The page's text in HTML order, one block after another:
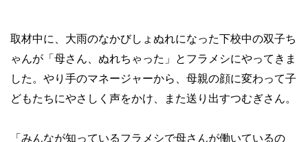
取材中に、大雨のなかびしょぬれになった下校中の双子ち
ゃんが「母さん、ぬれちゃった」とフラメシにやってきま
した。やり手のマネージャーから、母親の顔に変わって子
どもたちにやさしく声をかけ、また送り出すつむぎさん。
「みんなが知っているフラメシで母さんが働いているの